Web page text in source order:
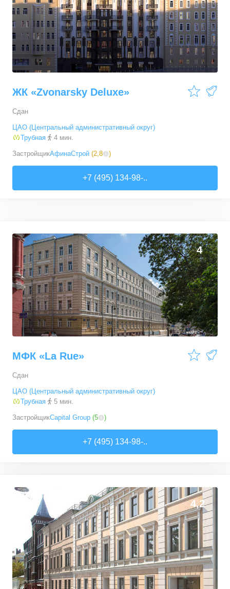
ЖК «Zvonarsky Deluxe»
Сдан
ЦАО (Центральный административный округ)
Трубная
4 мин.
ЗастройщикАфинаСтрой (2,8 )
+7 (495) 134-98-..
4
МФК «La Rue»
Сдан
ЦАО (Центральный административный округ)
Трубная
5 мин.
ЗастройщикCapital Group (5 )
+7 (495) 134-98-..
4,2